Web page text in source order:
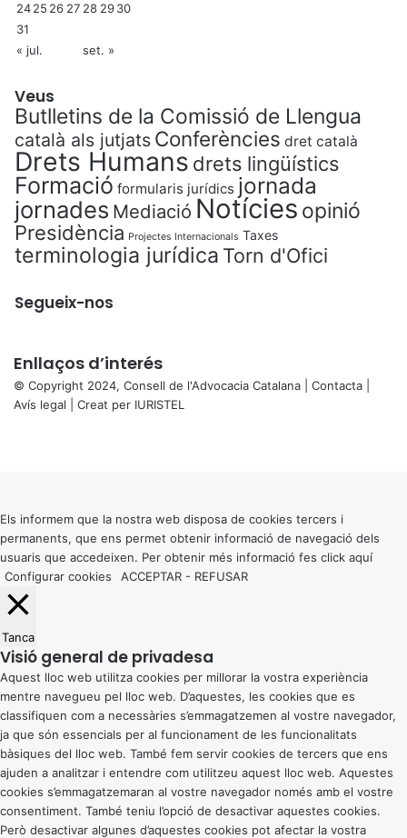
2425 26 27 28 2930
31
« jul.
set. »
Veus
Butlletins de la Comissió de Llengua
català als jutjats Conferències dret català
Drets Humans drets lingüístics
Formació formularis jurídics jornada
jornades Mediació Notícies opinió
Presidència Projectes Internacionals Taxes
terminologia jurídica Torn d'Ofici
Segueix-nos
Enllaços d’interés
© Copyright 2024, Consell de l'Advocacia Catalana | Contacta
Avís legal | Creat per IURISTEL
button
Els informem que la nostra web disposa de cookies tercers i
permanents, que ens permet obtenir informació de navegació dels
usuaris que accedeixen. Per obtenir més informació fes click aquí
Configurar cookies
ACCEPTAR - REFUSAR
Tanca
Visió general de privadesa
Aquest lloc web utilitza cookies per millorar la vostra experiència
mentre navegueu pel lloc web. D’aquestes, les cookies que es
classifiquen com a necessàries s’emmagatzemen al vostre navegador,
ja que són essencials per al funcionament de les funcionalitats
bàsiques del lloc web. També fem servir cookies de tercers que ens
ajuden a analitzar i entendre com utilitzeu aquest lloc web. Aquestes
cookies s’emmagatzemaran al vostre navegador només amb el vostre
consentiment. També teniu l’opció de desactivar aquestes cookies.
Però desactivar algunes d’aquestes cookies pot afectar la vostra